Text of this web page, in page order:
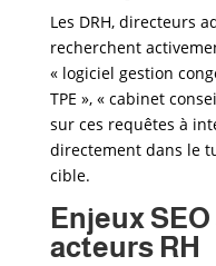
Les DRH, directeurs
recherchent
« logiciel gestion
TPE », « cabinet
sur ces requêtes à
directement dans le
cible.
Enjeux
acteurs RH